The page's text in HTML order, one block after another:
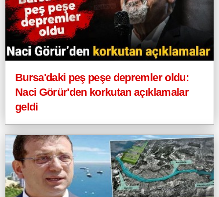
Bursa'daki peş peşe depremler oldu:
Naci Görür'den korkutan açıklamalar
geldi